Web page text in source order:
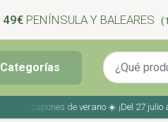
49€ PENÍNSULA Y BALEARES
Categorías
los cupones de verano ☀️ ¡Del 27 julio al 9